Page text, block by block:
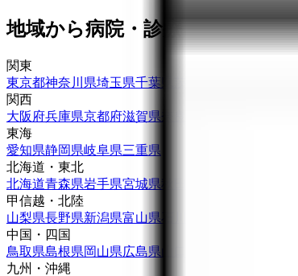
地域から病院・診療所をさがす
関東
東京都神奈川県埼玉県千葉県
関西
大阪府兵庫県京都府滋賀県
東海
愛知県静岡県岐阜県三重県
北海道・東北
北海道青森県岩手県宮城県
甲信越・北陸
山梨県長野県新潟県富山県
中国・四国
鳥取県島根県岡山県広島県
九州・沖縄